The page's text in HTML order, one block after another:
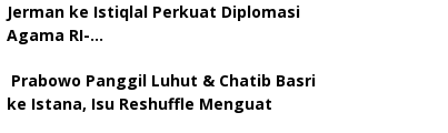
Jerman ke Istiqlal Perkuat Diplomasi
Agama RI-…
Prabowo Panggil Luhut & Chatib Basri
ke Istana, Isu Reshuffle Menguat